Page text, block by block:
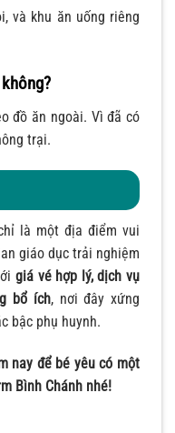
và khu ăn uống riêng
đồ ăn ngoài. Vì đã có
trại.
là một địa điểm vui
giáo dục trải nghiệm
giá vé hợp lý, dịch vụ
bổ ích, nơi đây xứng
bậc phụ huynh.
nay để bé yêu có một
Bình Chánh nhé!